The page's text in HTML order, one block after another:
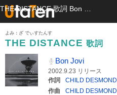
よみ：ざ でぃすたんす
THE DISTANCE 歌詞
Bon Jovi
2002.9.23 リリース
作詞
CHILD DESMOND
作曲
CHILD DESMOND